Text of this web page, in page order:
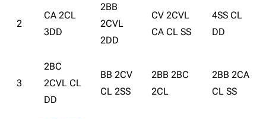
2
CA 2CL
3DD
2BB
2CVL
2DD
CV 2CVL
CA CL SS
4SS CL
DD
3
2BC
2CVL CL
DD
BB 2CV
CL 2SS
2BB 2BC
2CL
2BB 2CA
CL SS